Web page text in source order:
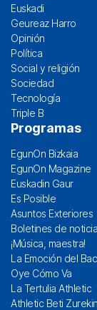
Euskadi
Geureaz Harro
Opinión
Política
Social y religión
Sociedad
Tecnología
Triple B
Programas
EgunOn Bizkaia
EgunOn Magazine
Euskadin Gaur
Es Posible
Asuntos Exteriores
Boletines de
¡Música, maestra!
La Emoción del
Oye Cómo Va
La Tertulia Athletic
Athletic Beti Zurekin